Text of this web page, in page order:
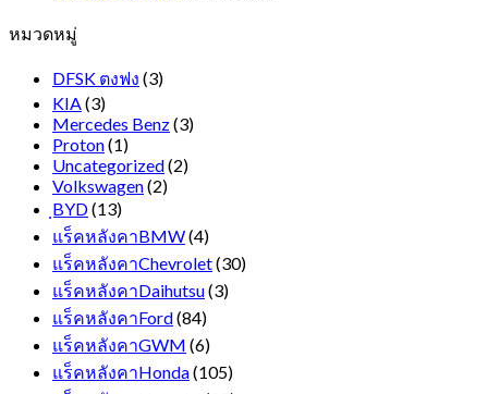
หมวดหมู่
DFSK ตงฟง (3)
KIA(3)
Mercedes Benz(3)
Proton(1)
Uncategorized(2)
Volkswagen(2)
ฺBYD(13)
แร็คหลังคาBMW(4)
แร็คหลังคาChevrolet(30)
แร็คหลังคาDaihutsu(3)
แร็คหลังคาFord(84)
แร็คหลังคาGWM (6)
แร็คหลังคาHonda(105)